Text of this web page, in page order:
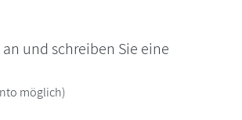
und schreiben Sie eine
möglich)